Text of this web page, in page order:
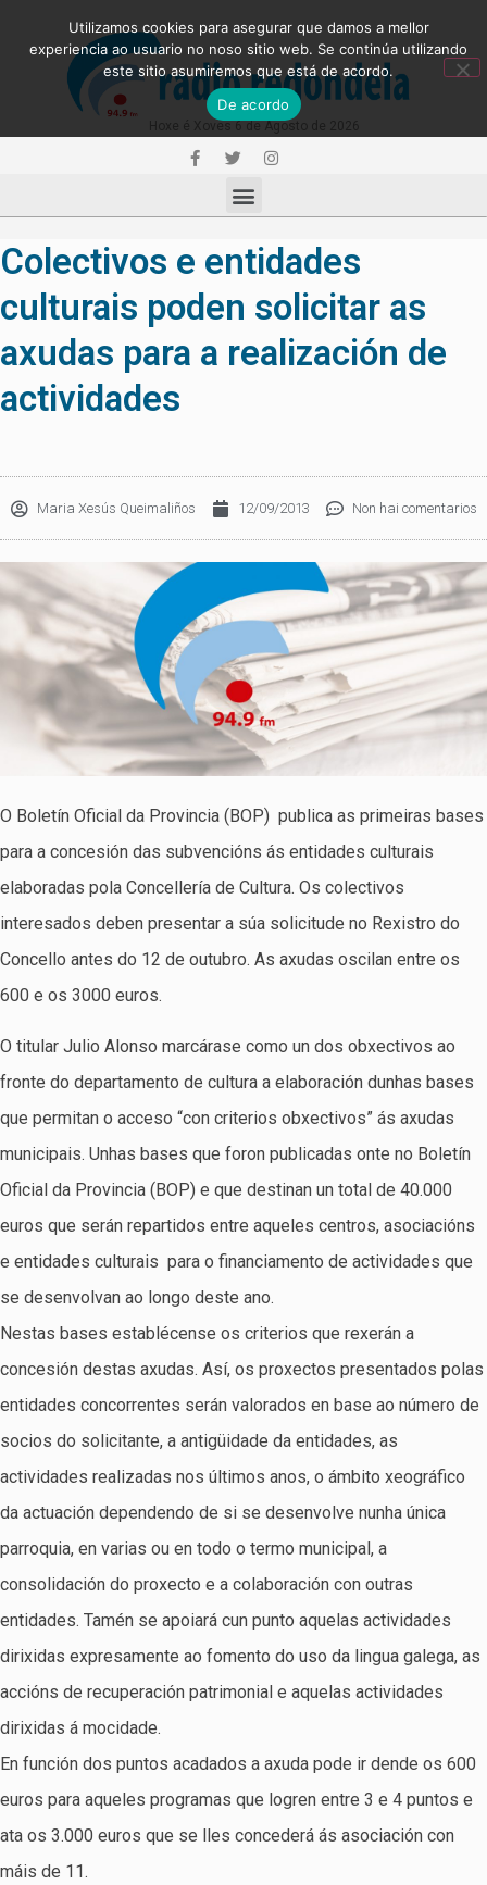
Colectivos e entidades
culturais poden solicitar as
axudas para a realización de
actividades
Maria Xesús Queimaliños 12/09/2013 Non hai comentarios
O Boletín Oficial da Provincia (BOP) publica as primeiras bases
para a concesión das subvencións ás entidades culturais
elaboradas pola Concellería de Cultura. Os colectivos
interesados deben presentar a súa solicitude no Rexistro do
Concello antes do 12 de outubro. As axudas oscilan entre os
600 e os 3000 euros.
O titular Julio Alonso marcárase como un dos obxectivos ao
fronte do departamento de cultura a elaboración dunhas bases
que permitan o acceso “con criterios obxectivos” ás axudas
municipais. Unhas bases que foron publicadas onte no Boletín
Oficial da Provincia (BOP) e que destinan un total de 40.000
euros que serán repartidos entre aqueles centros, asociacións
e entidades culturais para o financiamento de actividades que
se desenvolvan ao longo deste ano.
Nestas bases establécense os criterios que rexerán a
concesión destas axudas. Así, os proxectos presentados polas
entidades concorrentes serán valorados en base ao número de
socios do solicitante, a antigüidade da entidades, as
actividades realizadas nos últimos anos, o ámbito xeográfico
da actuación dependendo de si se desenvolve nunha única
parroquia, en varias ou en todo o termo municipal, a
consolidación do proxecto e a colaboración con outras
entidades. Tamén se apoiará cun punto aquelas actividades
dirixidas expresamente ao fomento do uso da lingua galega, as
accións de recuperación patrimonial e aquelas actividades
dirixidas á mocidade.
En función dos puntos acadados a axuda pode ir dende os 600
euros para aqueles programas que logren entre 3 e 4 puntos e
ata os 3.000 euros que se lles concederá ás asociación con
máis de 11.
Utilizamos cookies para asegurar que damos a mellor
experiencia ao usuario no noso sitio web. Se continúa utilizando
este sitio asumiremos que está de acordo.
De acordo